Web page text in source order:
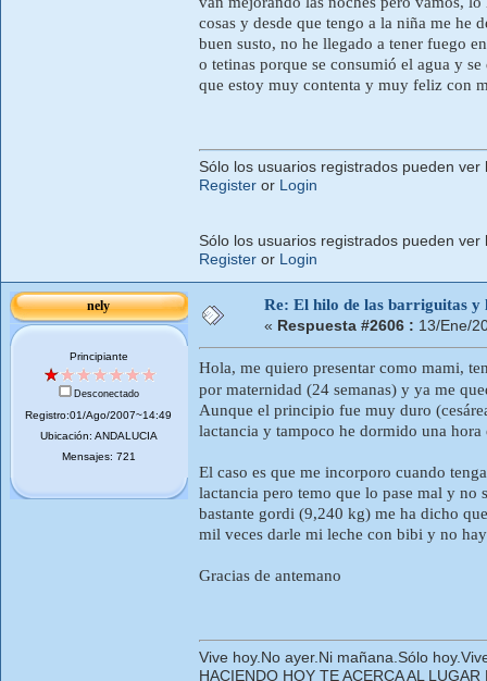
cosas y desde que tengo a la niña me he
buen susto, no he llegado a tener fuego
o tetinas porque se consumió el agua y
que estoy muy contenta y muy feliz con
Sólo los usuarios registrados pueden ver
Register or Login
Sólo los usuarios registrados pueden ver
Register or Login
nely
Principiante
Desconectado
Registro:01/Ago/2007~14:49
Ubicación: ANDALUCIA
Mensajes: 721
Re: El hilo de las barriguitas y
« Respuesta #2606 : 13/Ene/
Hola, me quiero presentar como mami,
por maternidad (24 semanas) y ya me
Aunque el principio fue muy duro
lactancia y tampoco he dormido una
El caso es que me incorporo cuando
lactancia pero temo que lo pase mal y no
bastante gordi (9,240 kg) me ha dicho
mil veces darle mi leche con bibi y no
Gracias de antemano
Vive hoy.No ayer.Ni mañana.Sólo
HACIENDO HOY TE ACERCA AL